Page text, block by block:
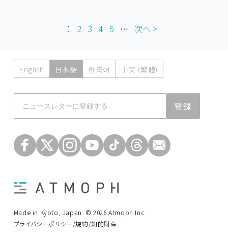
1 2 3 4 5 … 次へ >
English 日本語 한국어 中文 (繁體)
登録
Made in Kyoto, Japan. © 2026 Atmoph Inc.
プライバシーポリシー/規約/知的財産